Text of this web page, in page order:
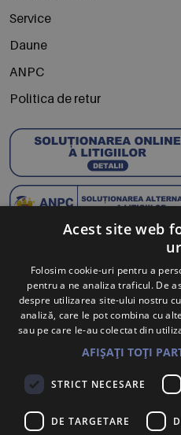
Service
Daune
ANPC
Politica de retur
Abonează-te la Newsletter
Te anunțăm când avem
tale preferate.
Sunt de acord ca datele cu
colectate pentru a putea fi
Declar că am citit și sunt de acord
Acest site web
Folosim cookie-uri pentru a
pentru a ne analiza traficul. De
despre utilizarea site-ului nostru
analiză, care le pot combina cu
sau pe care le-au colectat din
AFIȘAȚI TOȚI
STRICT NECESARE
DE TARGETARE